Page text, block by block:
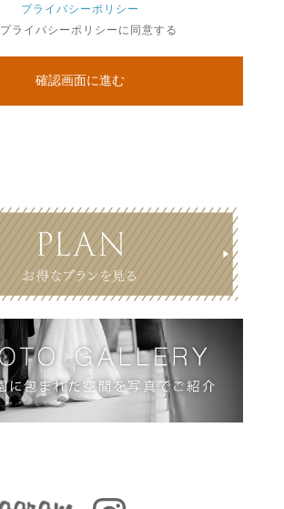
プライバシーポリシー
プライバシーポリシーに同意する
確認画面に進む